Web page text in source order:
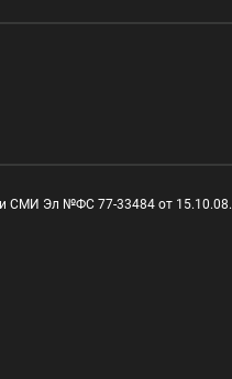
СМИ Эл №ФС 77-33484 от 15.10.08.